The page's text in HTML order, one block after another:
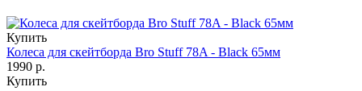
Купить
Колеса для скейтборда Bro Stuff 78A - Black 65мм
1990 р.
Купить